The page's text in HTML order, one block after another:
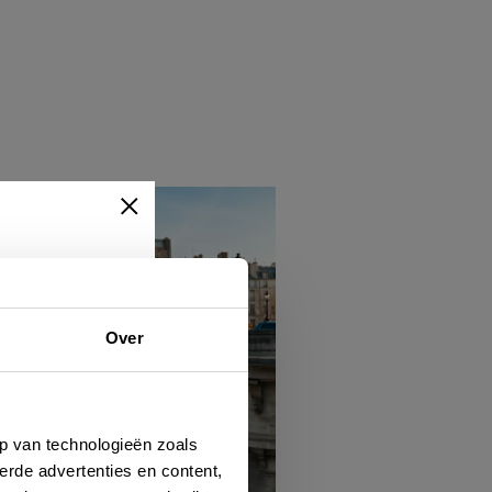
Over
van technologieën zoals
advertenties en content,